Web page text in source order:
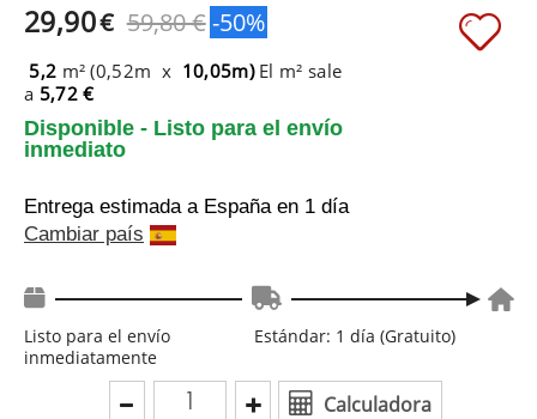
29,90€ 59,80 €-50%
5,2 m² (0,52m x 10,05m) El m² sale
a 5,72 €
Disponible - Listo para el envío
inmediato
Entrega estimada a España en 1 día
Cambiar país
Listo para el envío
inmediatamente
Estándar: 1 día (Gratuito)
Calculadora